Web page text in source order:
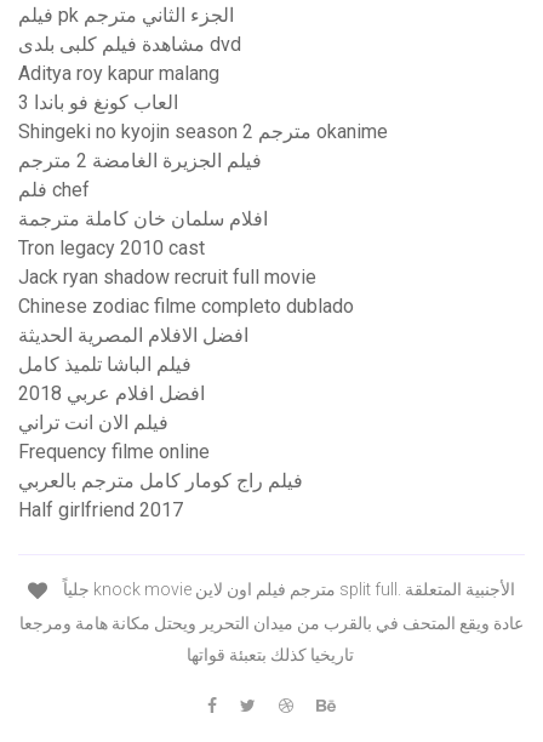
فيلم pk الجزء الثاني مترجم
مشاهدة فيلم كلبى بلدى dvd
Aditya roy kapur malang
العاب كونغ فو باندا 3
Shingeki no kyojin season 2 مترجم okanime
فيلم الجزيرة الغامضة 2 مترجم
فلم chef
افلام سلمان خان كاملة مترجمة
Tron legacy 2010 cast
Jack ryan shadow recruit full movie
Chinese zodiac filme completo dublado
افضل الافلام المصرية الحديثة
فيلم الباشا تلميذ كامل
افضل افلام عربي 2018
فيلم الان انت تراني
Frequency filme online
فيلم راج كومار كامل مترجم بالعربي
Half girlfriend 2017
عادة ويقع المتحف في بالقرب من ميدان التحرير ويحتل مكانة هامة ومرجعا
تاريخيا كذلك بتعبئة قواتها